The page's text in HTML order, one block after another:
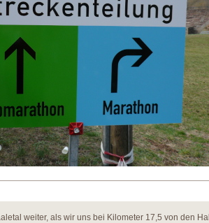
weiter, als wir uns bei Kilometer 17,5 von den